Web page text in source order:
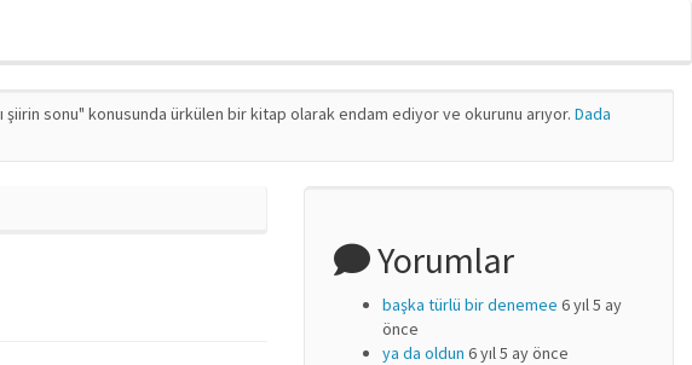
şiirin sonu" konusunda ürkülen bir kitap olarak endam ediyor ve okurunu arıyor. Dada
Yorumlar
başka türlü bir denemee 6 yıl 5 ay
önce
ya da oldun 6 yıl 5 ay önce